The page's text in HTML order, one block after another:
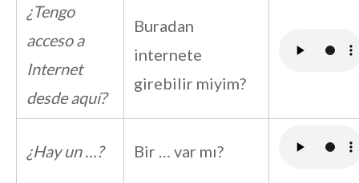
¿Tengo
acceso a
Internet
desde aquí?
Buradan
internete
girebilir miyim?
¿Hay un …? Bir … var mı?